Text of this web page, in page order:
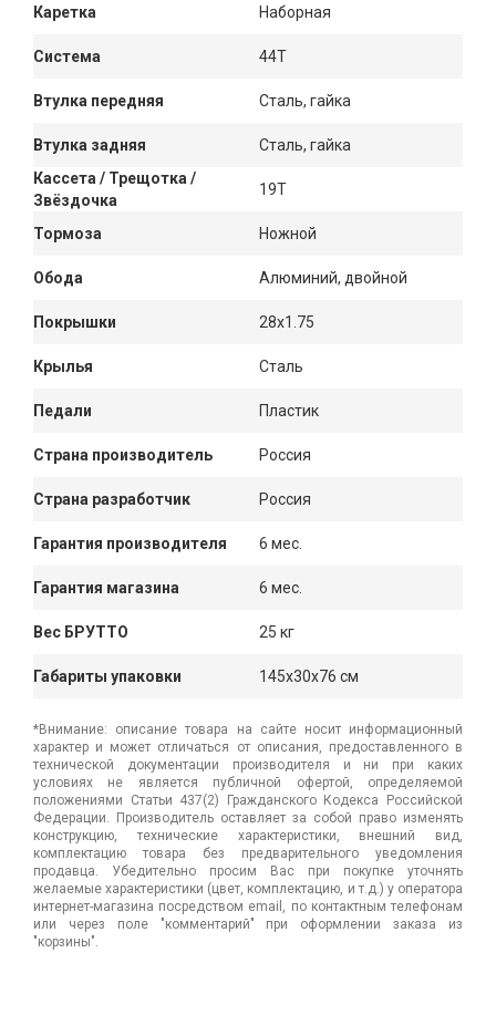
Каретка Наборная
Система 44Т
Втулка передняя Сталь, гайка
Втулка задняя
Сталь, гайка
Кассета / Трещотка /
Звёздочка
19T
Тормоза Ножной
Обода Алюминий, двойной
Покрышки 28x1.75
Крылья Сталь
Педали Пластик
Страна производитель Россия
Страна разработчик Россия
Гарантия производителя 6 мес.
Гарантия магазина 6 мес.
Вес БРУТТО 25 кг
Габариты упаковки 145x30x76 см
*Внимание: описание товара на сайте носит информационный
характер и может отличаться от описания, предоставленного в
технической документации производителя и ни при каких
условиях не является публичной офертой, определяемой
положениями Статьи 437(2) Гражданского Кодекса Российской
Федерации. Производитель оставляет за собой право изменять
конструкцию, технические характеристики, внешний вид,
комплектацию товара без предварительного уведомления
продавца. Убедительно просим Вас при покупке уточнять
желаемые характеристики (цвет, комплектацию, и т.д.) у оператора
интернет-магазина посредством email, по контактным телефонам
или через поле "комментарий" при оформлении заказа из
"корзины".